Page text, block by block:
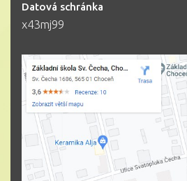
Datová schránka
x43mj99